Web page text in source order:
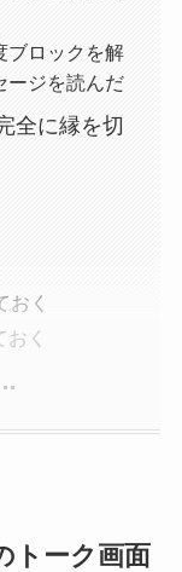
ブロックを解
ージを読んだ
全に縁を切
おく
く
トーク画面